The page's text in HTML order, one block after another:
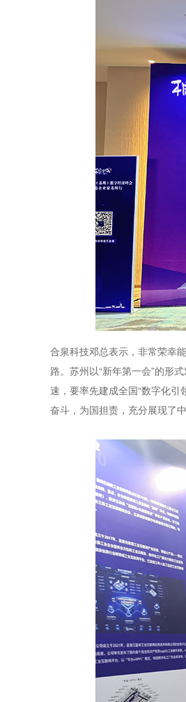
合泉科技邓总表示，非常荣幸
路。苏州以“新年第一会”的形
速，要率先建成全国“数字化
奋斗，为国担责，充分展现了